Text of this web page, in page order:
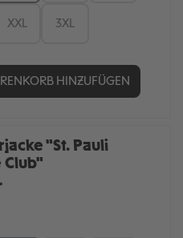
XXL 3XL
HINZUFÜGEN
"St. Pauli
Club"